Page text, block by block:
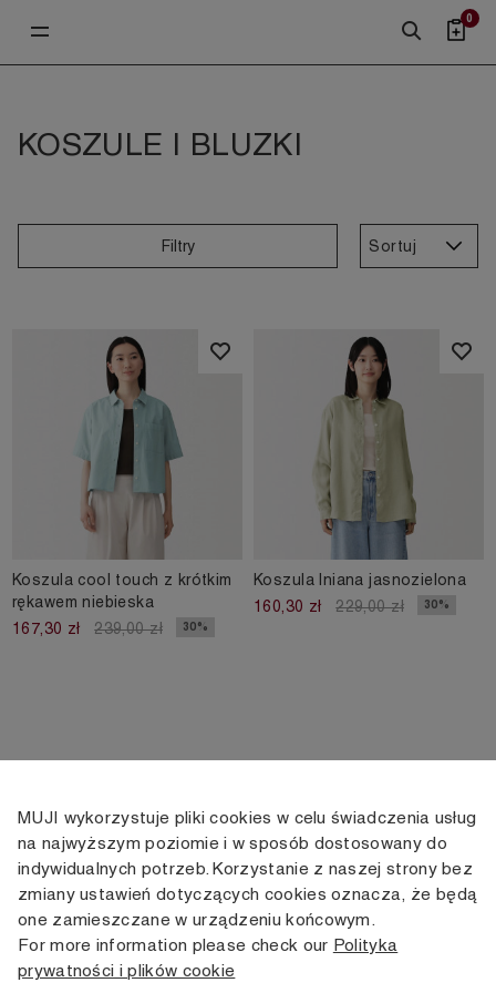
0
KOSZULE I BLUZKI
Filtry Sortuj
Koszula cool touch z krótkim
rękawem niebieska
167,30 zł
239,00 zł 30%
Koszula lniana jasnozielona
160,30 zł
229,00 zł 30%
KONTAKT
+48 505 166 958
zamowienia@muji.com.pl
Infolinia czynna
od poniedziałku do piątku
KONTO
Moje konto
Historia
INFORMACJE
Dostawa
Regulamin
MUJI wykorzystuje pliki cookies w celu świadczenia usług
na najwyższym poziomie i w sposób dostosowany do
indywidualnych potrzeb. Korzystanie z naszej strony bez
zmiany ustawień dotyczących cookies oznacza, że będą
one zamieszczane w urządzeniu końcowym.
For more information please check our Polityka
prywatności i plików cookie